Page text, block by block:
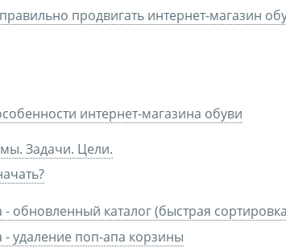
продвигать интернет-магазин
интернет-магазина обуви
Задачи. Цели.
- обновленный каталог (быстрая
- удаление поп-апа корзины